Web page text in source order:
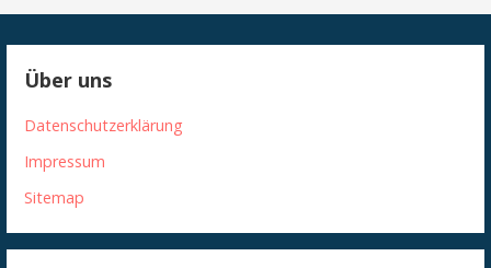
Über uns
Datenschutzerklärung
Impressum
Sitemap